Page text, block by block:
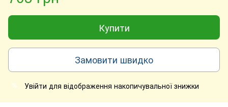
Купити
Замовити швидко
% Увійти для відображення накопичувальної знижки